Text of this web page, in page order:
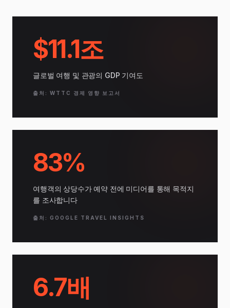
$11.1조
글로벌 여행 및 관광의 GDP 기여도
출처: WTTC 경제 영향 보고서
83%
여행객의 상당수가 예약 전에 미디어를 통해 목적지
를 조사합니다
출처: GOOGLE TRAVEL INSIGHTS
6.7배